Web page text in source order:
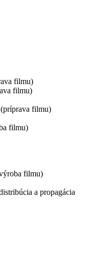
filmu)
filmu)
filmu)
filmu)
filmu)
a propagácia